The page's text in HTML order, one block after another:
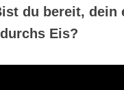
du bereit, dein
Eis?